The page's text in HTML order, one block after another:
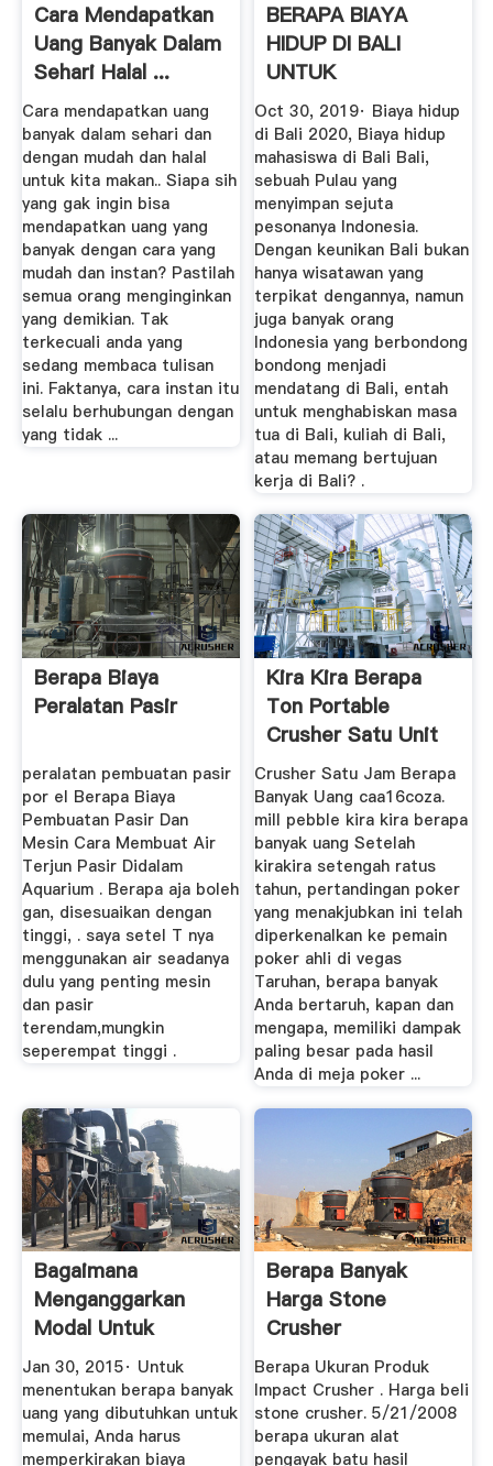
Cara Mendapatkan
Uang Banyak Dalam
Sehari Halal ...
Cara mendapatkan uang
banyak dalam sehari dan
dengan mudah dan halal
untuk kita makan.. Siapa sih
yang gak ingin bisa
mendapatkan uang yang
banyak dengan cara yang
mudah dan instan? Pastilah
semua orang menginginkan
yang demikian. Tak
terkecuali anda yang
sedang membaca tulisan
ini. Faktanya, cara instan itu
selalu berhubungan dengan
yang tidak ...
BERAPA BIAYA
HIDUP DI BALI
UNTUK
MAHASISWA 2020 .
Oct 30, 2019· Biaya hidup
di Bali 2020, Biaya hidup
mahasiswa di Bali Bali,
sebuah Pulau yang
menyimpan sejuta
pesonanya Indonesia.
Dengan keunikan Bali bukan
hanya wisatawan yang
terpikat dengannya, namun
juga banyak orang
Indonesia yang berbondong
bondong menjadi
mendatang di Bali, entah
untuk menghabiskan masa
tua di Bali, kuliah di Bali,
atau memang bertujuan
kerja di Bali? .
Berapa Biaya
Peralatan Pasir
peralatan pembuatan pasir
por el Berapa Biaya
Pembuatan Pasir Dan
Mesin Cara Membuat Air
Terjun Pasir Didalam
Aquarium . Berapa aja boleh
gan, disesuaikan dengan
tinggi, . saya setel T nya
menggunakan air seadanya
dulu yang penting mesin
dan pasir
terendam,mungkin
seperempat tinggi .
Kira Kira Berapa
Ton Portable
Crusher Satu Unit
Crusher Satu Jam Berapa
Banyak Uang caa16coza.
mill pebble kira kira berapa
banyak uang Setelah
kirakira setengah ratus
tahun, pertandingan poker
yang menakjubkan ini telah
diperkenalkan ke pemain
poker ahli di vegas
Taruhan, berapa banyak
Anda bertaruh, kapan dan
mengapa, memiliki dampak
paling besar pada hasil
Anda di meja poker ...
Bagaimana
Menganggarkan
Modal Untuk
Mendirikan Sebuah
...
Jan 30, 2015· Untuk
menentukan berapa banyak
uang yang dibutuhkan untuk
memulai, Anda harus
memperkirakan biaya
Berapa Banyak
Harga Stone
Crusher
Berapa Ukuran Produk
Impact Crusher . Harga beli
stone crusher. 5/21/2008
berapa ukuran alat
pengayak batu hasil